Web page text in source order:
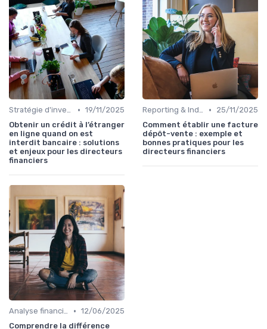
Stratégie d'investissement • 19/11/2025
Obtenir un crédit à l’étranger
en ligne quand on est
interdit bancaire : solutions
et enjeux pour les directeurs
financiers
Reporting & Indicateurs •
25/11/2025
Comment établir une facture
dépôt-vente : exemple et
bonnes pratiques pour les
directeurs financiers
Analyse financière • 12/06/2025
Comprendre la différence